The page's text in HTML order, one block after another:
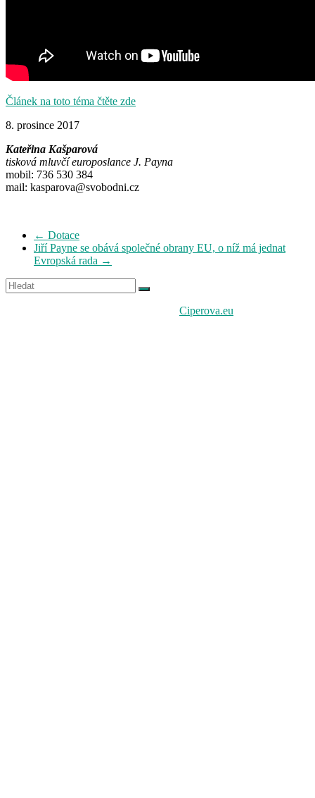
Článek na toto téma čtěte zde
8. prosince 2017
Kateřina Kašparová
tisková mluvčí europoslance J. Payna
mobil: 736 530 384
mail: kasparova@svobodni.cz
← Dotace
Jiří Payne se obává společné obrany EU, o níž má jednat
Evropská rada →
Ciperova.eu